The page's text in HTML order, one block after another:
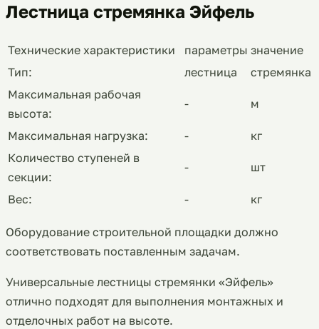
Лестница стремянка Эйфель
Технические характеристики параметры значение
Тип:
лестница
стремянка
Максимальная рабочая
высота:
- м
Максимальная нагрузка: -
кг
Количество ступеней в
секции:
- шт
Вес: - кг
Оборудование строительной площадки должно
соответствовать поставленным задачам.
Универсальные лестницы стремянки «Эйфель»
отлично подходят для выполнения монтажных и
отделочных работ на высоте.